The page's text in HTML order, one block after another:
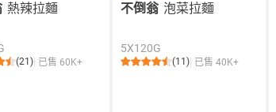
熱辣拉麵
(21) 已售 60K+
不倒翁 泡菜拉麵
5X120G
(11) 已售 40K+